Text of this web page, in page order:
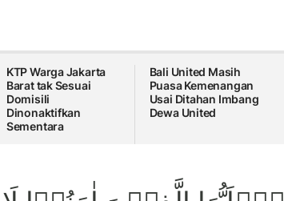
KTP Warga Jakarta
Barat tak Sesuai
Domisili
Dinonaktifkan
Sementara
Bali United Masih
Puasa Kemenangan
Usai Ditahan Imbang
Dewa United